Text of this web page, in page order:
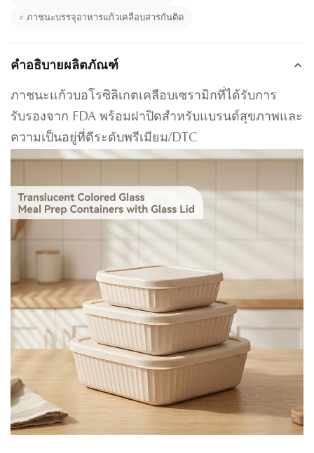
# ภาชนะบรรจุอาหารแก้วเคลือบสารกันติด
คำอธิบายผลิตภัณฑ์
ภาชนะแก้วบอโรซิลิเกตเคลือบเซรามิกที่ได้รับการ
รับรองจาก FDA พร้อมฝาปิดสำหรับแบรนด์สุขภาพและ
ความเป็นอยู่ที่ดีระดับพรีเมียม/DTC